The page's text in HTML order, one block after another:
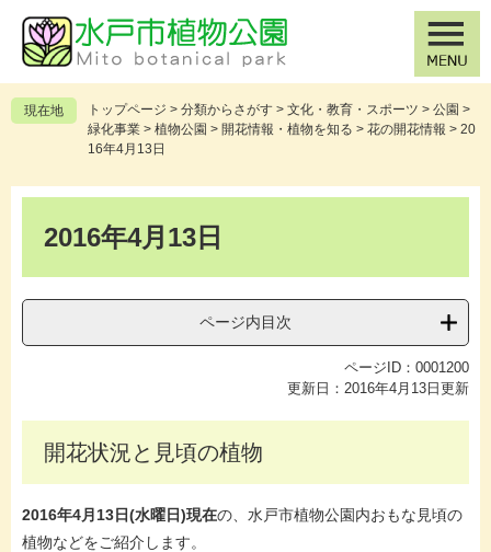
の
先
頭
ー
を
飛
現在地 トップページ > 分類からさがす > 文化・教育・スポーツ > 公園 >
緑化事業 > 植物公園 > 開花情報・植物を知る > 花の開花情報 > 20
16年4月13日
2016年4月13日
ページ内目次
ページID：0001200
更新日：2016年4月13日更新
開花状況と見頃の植物
2016年4月13日(水曜日)現在の、水戸市植物公園内おもな見頃の
植物などをご紹介します。